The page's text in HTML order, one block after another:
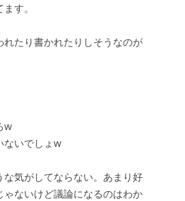
す。
たり書かれたりしそうなのが
w
ないでしょw
気がしてならない。あまり好
ゃないけど議論になるのはわか